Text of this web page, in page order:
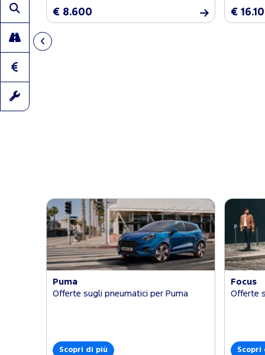
€ 8.600 €
Puma
Offerte sugli pneumatici per Puma
Scopri di più
Focus
Offerte
Scopri